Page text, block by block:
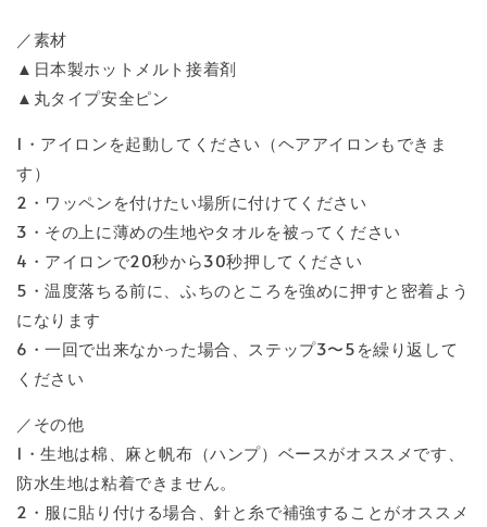
／素材
▲日本製ホットメルト接着剤
▲丸タイプ安全ピン
1・アイロンを起動してください（ヘアアイロンもできま
す）
2・ワッペンを付けたい場所に付けてください
3・その上に薄めの生地やタオルを被ってください
4・アイロンで20秒から30秒押してください
5・温度落ちる前に、ふちのところを強めに押すと密着よう
になります
6・一回で出来なかった場合、ステップ3〜5を繰り返して
ください
／その他
1・生地は棉、麻と帆布（ハンプ）ベースがオススメです、
防水生地は粘着できません。
2・服に貼り付ける場合、針と糸で補強することがオススメ